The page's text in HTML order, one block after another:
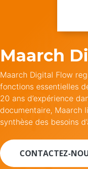
Maarch
Maarch Digital Flow
fonctions essentielles
20 ans d’expérience
documentaire, Maarch
synthèse des besoins
CONTACTEZ-